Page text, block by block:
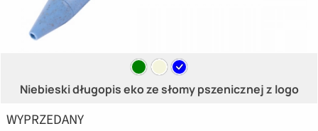
Niebieski długopis eko ze słomy pszenicznej z logo
WYPRZEDANY